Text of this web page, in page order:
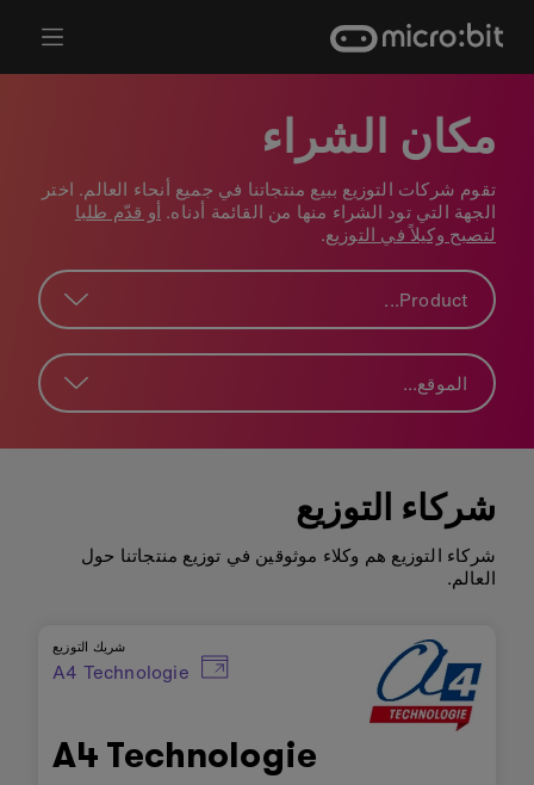
content
مكان الشراء
تقوم شركات التوزيع ببيع منتجاتنا في جميع أنحاء العالم. اختر
الجهة التي تود الشراء منها من القائمة أدناه. أو قدّم طلبا
لتصبح وكيلاً في التوزيع.
Product
...
الموقع...
شركاء التوزيع
شركاء التوزيع هم وكلاء موثوقين في توزيع منتجاتنا حول
العالم.
شريك التوزيع
A4 Technologie
A4 Technologie